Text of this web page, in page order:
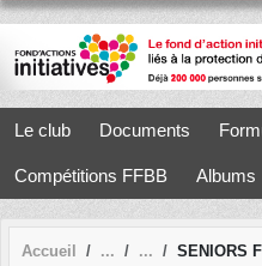
Le club Documents
Compétitions FFBB Albums
Accueil SENIORS